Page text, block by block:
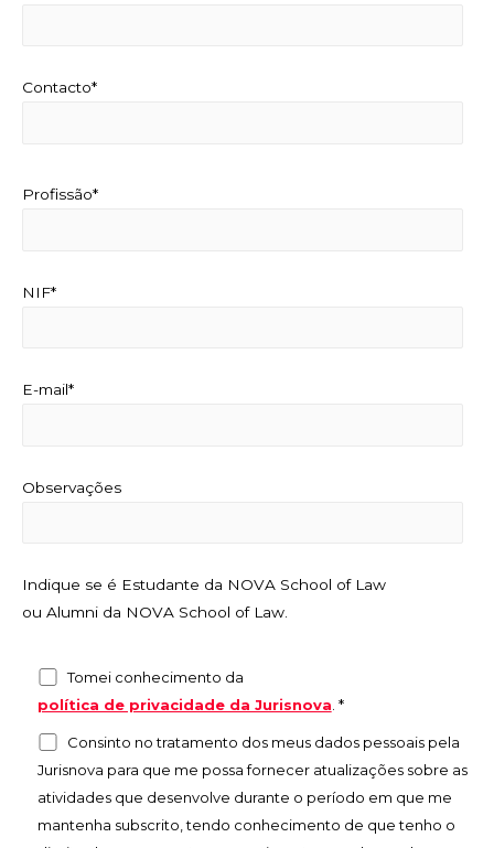
Contacto*
Profissão*
NIF*
E-mail*
Observações
Indique se é Estudante da NOVA School of Law
ou Alumni da NOVA School of Law.
Tomei conhecimento da
política de privacidade da Jurisnova *
Consinto no tratamento dos meus dados pessoais pela
Jurisnova para que me possa fornecer atualizações sobre as
atividades que desenvolve durante o período em que me
mantenha subscrito, tendo conhecimento de que tenho o